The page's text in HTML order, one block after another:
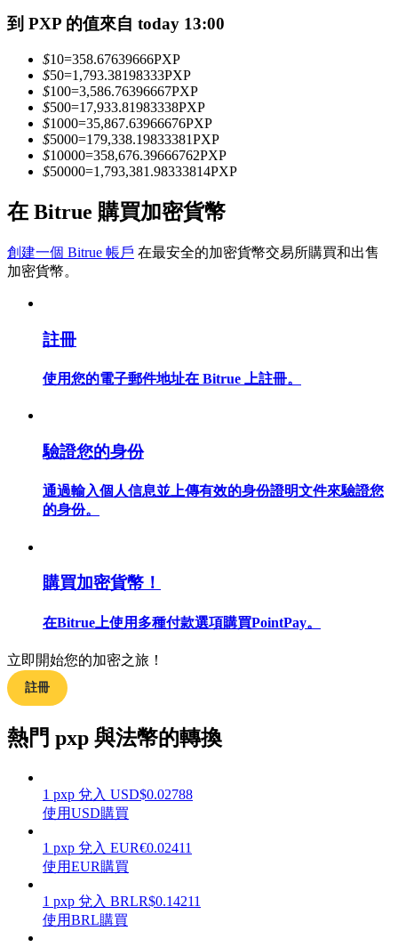
坐享盈利分成和跟單分傭
合約資訊
合約功能使用指南
學習如何保持盈利
理財
到 PXP 的值來自 today 13:00
$10=358.67639666PXP
$50=1,793.38198333PXP
$100=3,586.76396667PXP
$500=17,933.81983338PXP
$1000=35,867.63966676PXP
$5000=179,338.19833381PXP
$10000=358,676.39666762PXP
$50000=1,793,381.98333814PXP
在 Bitrue 購買加密貨幣
創建一個 Bitrue 帳戶 在最安全的加密貨幣交易所購買和出售
加密貨幣。
註冊
使用您的電子郵件地址在 Bitrue 上註冊。
驗證您的身份
通過輸入個人信息並上傳有效的身份證明文件來驗證您
的身份。
購買加密貨幣！
在Bitrue上使用多種付款選項購買PointPay。
立即開始您的加密之旅！
註冊
熱門 pxp 與法幣的轉換
1 pxp 兌入 USD$0.02788
使用USD購買
1 pxp 兌入 EUR€0.02411
使用EUR購買
1 pxp 兌入 BRLR$0.14211
使用BRL購買